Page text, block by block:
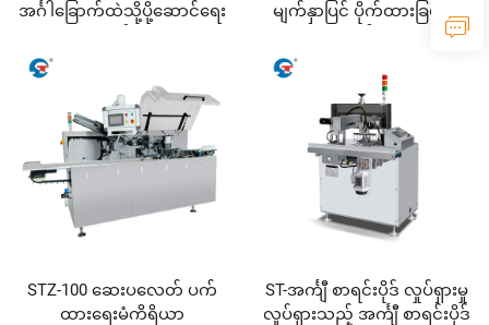
အင်္ဂါခြောက်ထဲသို့ပို့ဆောင်ရေး
မျက်နှာပြင် ပိုက်ထားခြင်း မဲ
STZ-100 ဆေးပလေတ် ပက်
ထားရေးမံကိရိယာ
ST-အင်္ကျီ စာရင်းပိုဒ် လှုပ်ရှားမှု
လှုပ်ရှားသည့် အင်္ကျီ စာရင်းပိုဒ်